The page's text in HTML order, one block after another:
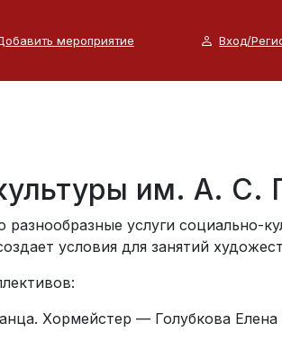
мероприятие Вход/
им. А. С.
услуги социально-
условия для занятий
Хормейстер — Голубкова